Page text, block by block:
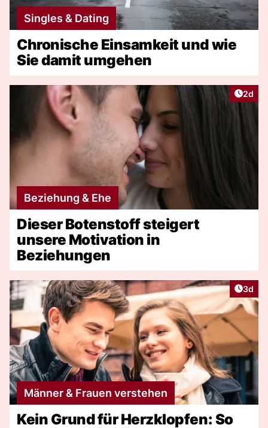
Singles & Dating
Chronische Einsamkeit und wie
Sie damit umgehen
2d
Beziehung & Ehe
Dieser Botenstoff steigert
unsere Motivation in
Beziehungen
3d
Männer & Frauen verstehen
Kein Grund für Herzklopfen: So